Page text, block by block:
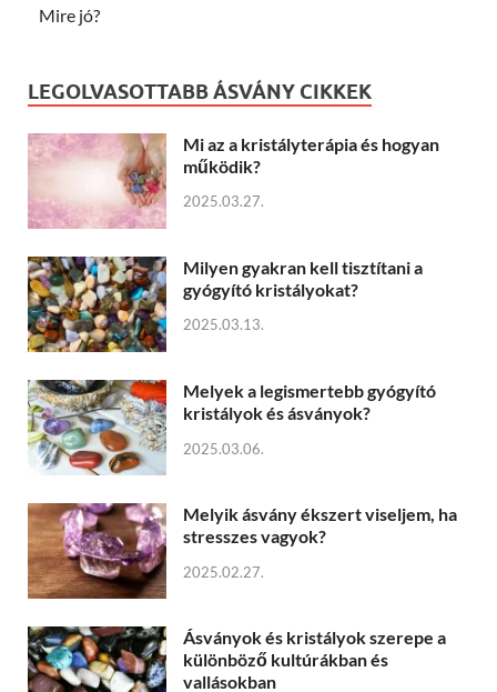
Mire jó?
LEGOLVASOTTABB ÁSVÁNY CIKKEK
Mi az a kristályterápia és hogyan
működik?
2025.03.27.
Milyen gyakran kell tisztítani a
gyógyító kristályokat?
2025.03.13.
Melyek a legismertebb gyógyító
kristályok és ásványok?
2025.03.06.
Melyik ásvány ékszert viseljem, ha
stresszes vagyok?
2025.02.27.
Ásványok és kristályok szerepe a
különböző kultúrákban és
vallásokban